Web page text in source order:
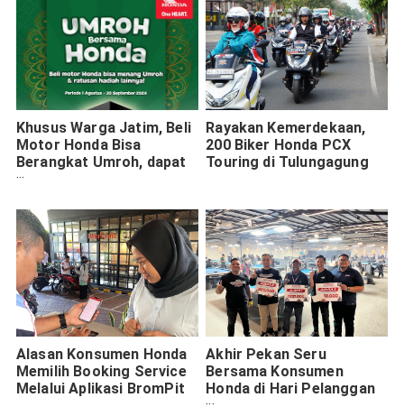
Khusus Warga Jatim, Beli
Motor Honda Bisa
Berangkat Umroh, dapat
Logam Mulia, dan
Rayakan Kemerdekaan,
200 Biker Honda PCX
Touring di Tulungagung
Alasan Konsumen Honda
Memilih Booking Service
Melalui Aplikasi BromPit
Akhir Pekan Seru
Bersama Konsumen
Honda di Hari Pelanggan
Nasional 2024